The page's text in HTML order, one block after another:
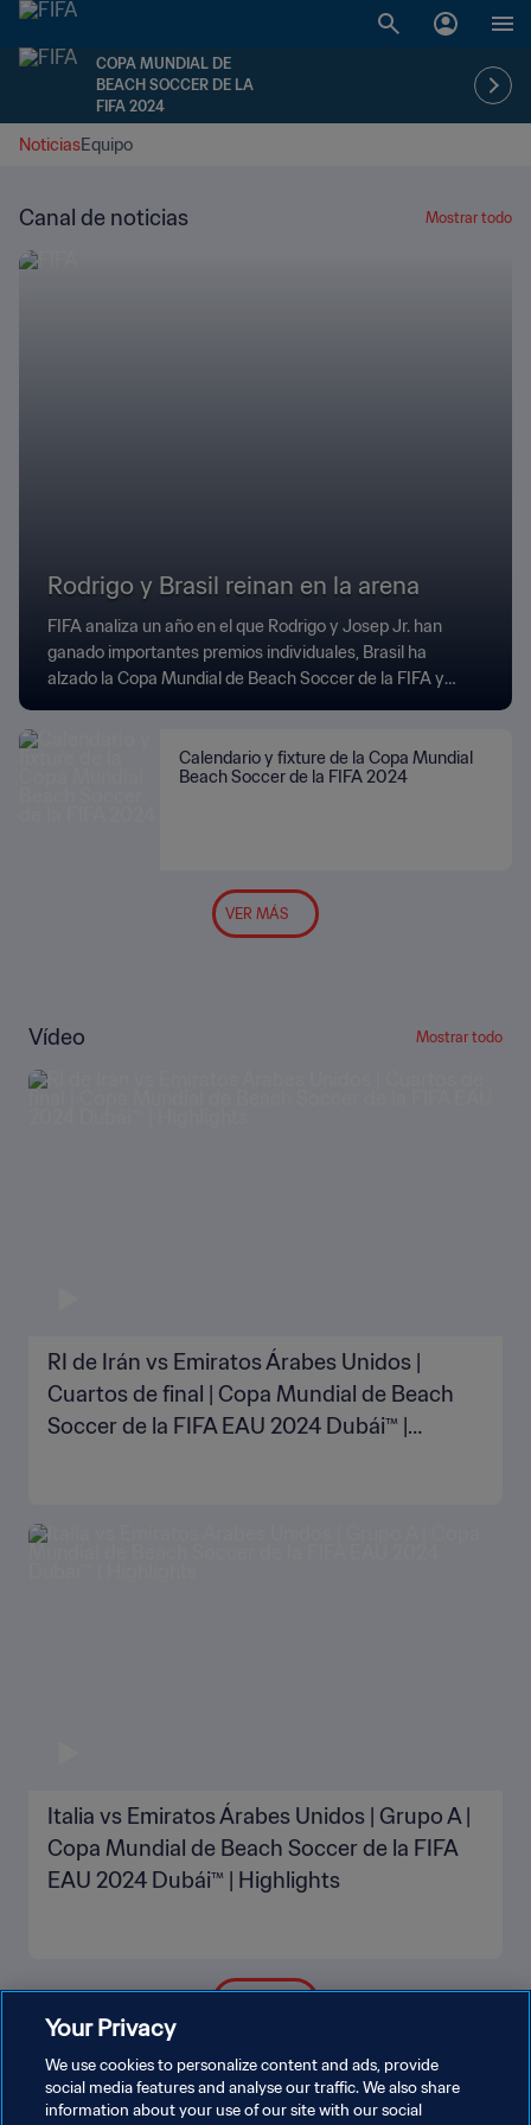
COPA MUNDIAL DE
BEACH SOCCER DE LA
FIFA 2024
NoticiasEquipo
Canal de noticias Mostrar todo
Rodrigo y Brasil reinan en la arena
FIFA analiza un año en el que Rodrigo y Josep Jr. han
ganado importantes premios individuales, Brasil ha
alzado la Copa Mundial de Beach Soccer de la FIFA y
Calendario y fixture de la Copa Mundial
Beach Soccer de la FIFA 2024
VER MÁS
Vídeo Mostrar todo
RI de Irán vs Emiratos Árabes Unidos |
Cuartos de final | Copa Mundial de Beach
Soccer de la FIFA EAU 2024 Dubái™ |
Italia vs Emiratos Árabes Unidos | Grupo A |
Copa Mundial de Beach Soccer de la FIFA
EAU 2024 Dubái™ | Highlights
Your Privacy
We use cookies to personalize content and ads, provide
social media features and analyse our traffic. We also share
information about your use of our site with our social